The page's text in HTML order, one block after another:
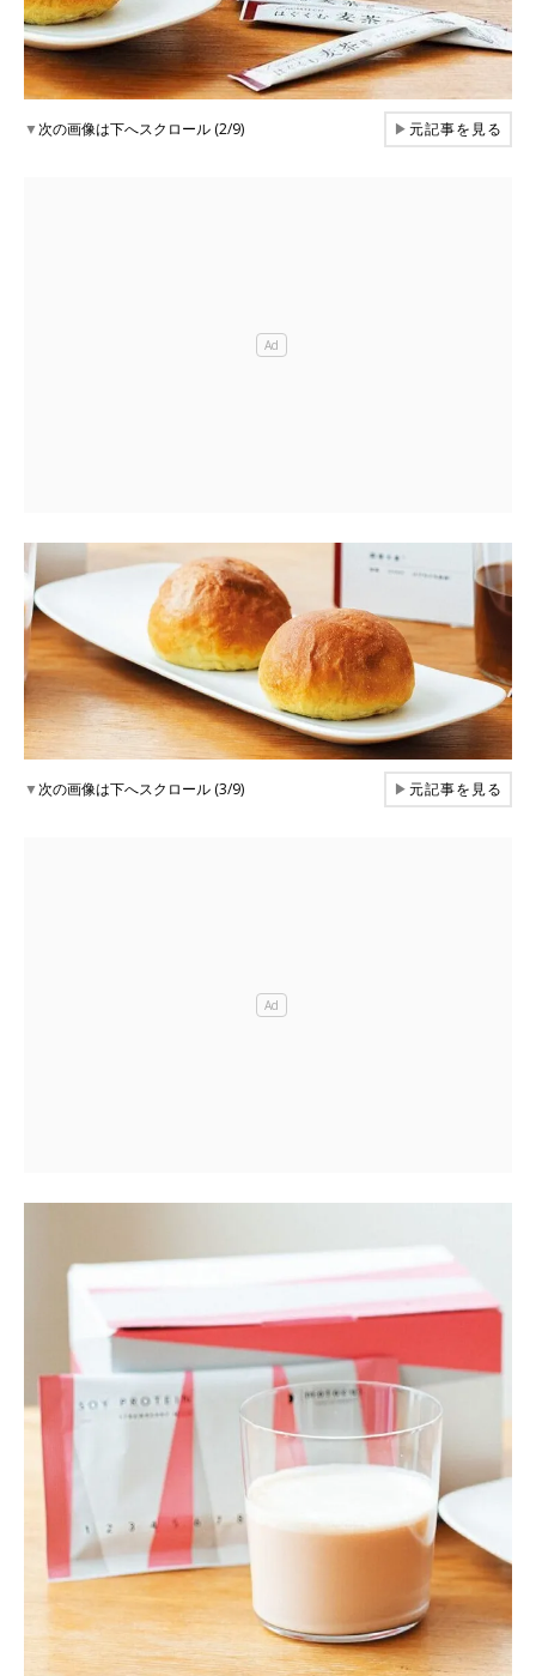
▼次の画像は下へスクロール (2/9) ▶元記事を見る
▼次の画像は下へスクロール (3/9) ▶元記事を見る